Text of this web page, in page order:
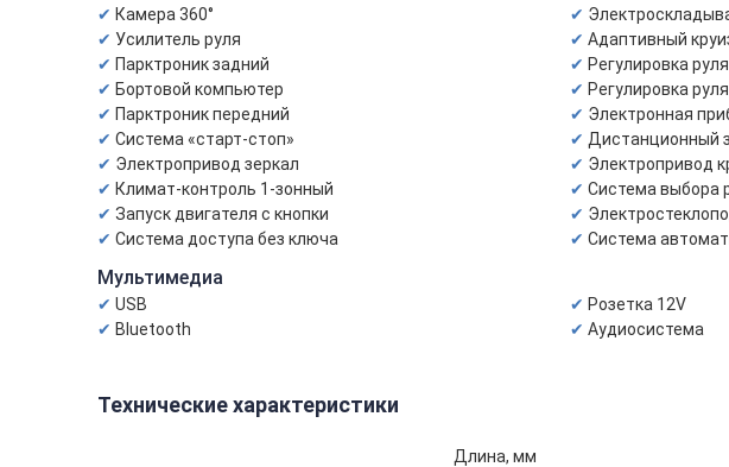
Камера 360°
Усилитель руля
Парктроник задний
Бортовой компьютер
Парктроник передний
Система «старт-стоп»
Электропривод зеркал
Климат-контроль 1-зонный
Запуск двигателя с кнопки
Система доступа без ключа
Адаптивный
Регулировка
Регулировка
Электронная
Дистанционный
Электропривод
Система выбора
Система
Мультимедиа
USB
Bluetooth
Розетка 12V
Аудиосистема
Технические характеристики
Длина, мм